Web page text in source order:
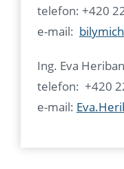
telefon: +420
e-mail:
Ing. Eva
telefon: +420
e-mail: